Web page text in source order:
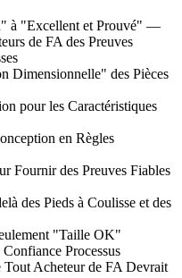
à "Excellent et Prouvé" —
de FA des Preuves
des Pièces
pour les Caractéristiques
en Règles
Fournir des Preuves Fiables
des Pieds à Coulisse et des
"Taille OK"
Processus
Acheteur de FA Devrait